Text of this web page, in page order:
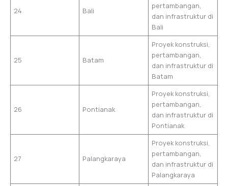
24 Bali
pertambangan,
dan infrastruktur di
Bali
25 Batam
Proyek konstruksi,
pertambangan,
dan infrastruktur di
Batam
26 Pontianak
Proyek konstruksi,
pertambangan,
dan infrastruktur di
Pontianak
27 Palangkaraya
Proyek konstruksi,
pertambangan,
dan infrastruktur di
Palangkaraya